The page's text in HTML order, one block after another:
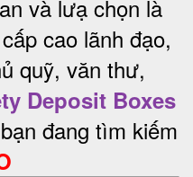
và lưạ chọn là
cao lãnh đạo,
quỹ, văn thư,
Deposit Boxes
đang tìm kiếm